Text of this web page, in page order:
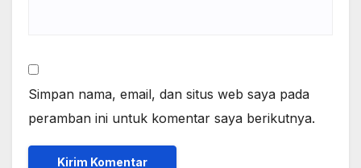
Simpan nama, email, dan situs web saya pada
peramban ini untuk komentar saya berikutnya.